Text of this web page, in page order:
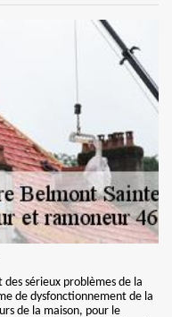
sérieux problèmes de la
de dysfonctionnement de la
de la maison, pour le